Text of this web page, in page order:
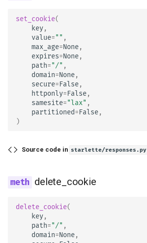
media_type
body
background
headers
render
delete_cookie
RedirectResponse
charset
set_cookie(
key,
value="" ,
max_age=None,
expires=None,
path="/" ,
domain=None,
secure=False,
httponly=False,
samesite="lax" ,
partitioned=False,
)
Source code in starlette/responses.py
delete_cookie
delete_cookie(
key,
path="/" ,
domain=None,